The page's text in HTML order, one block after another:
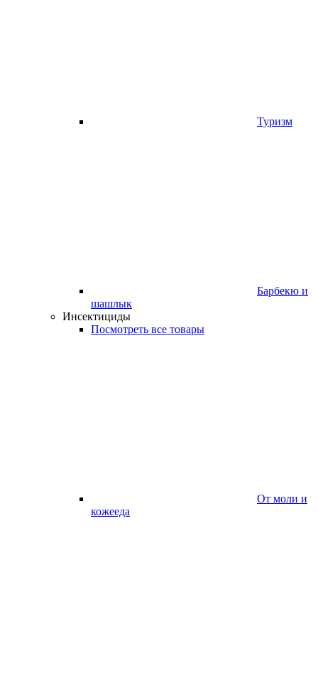
Туризм
Барбекю и
шашлык
Инсектициды
Посмотреть все товары
От моли и
кожееда